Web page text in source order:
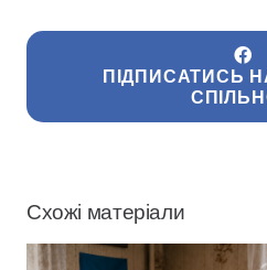
ПІДПИСАТИСЬ
Схожі матеріали